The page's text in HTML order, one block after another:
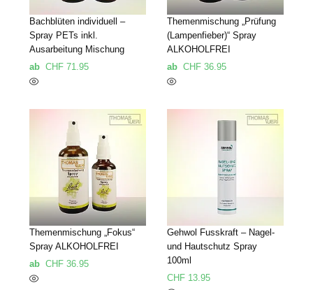
Bachblüten individuell –
Spray PETs inkl.
Ausarbeitung Mischung
ab CHF 71.95
Themenmischung „Prüfung
(Lampenfieber)“ Spray
ALKOHOLFREI
ab CHF 36.95
Themenmischung „Fokus“
Spray ALKOHOLFREI
ab CHF 36.95
Gehwol Fusskraft – Nagel-
und Hautschutz Spray
100ml
CHF 13.95